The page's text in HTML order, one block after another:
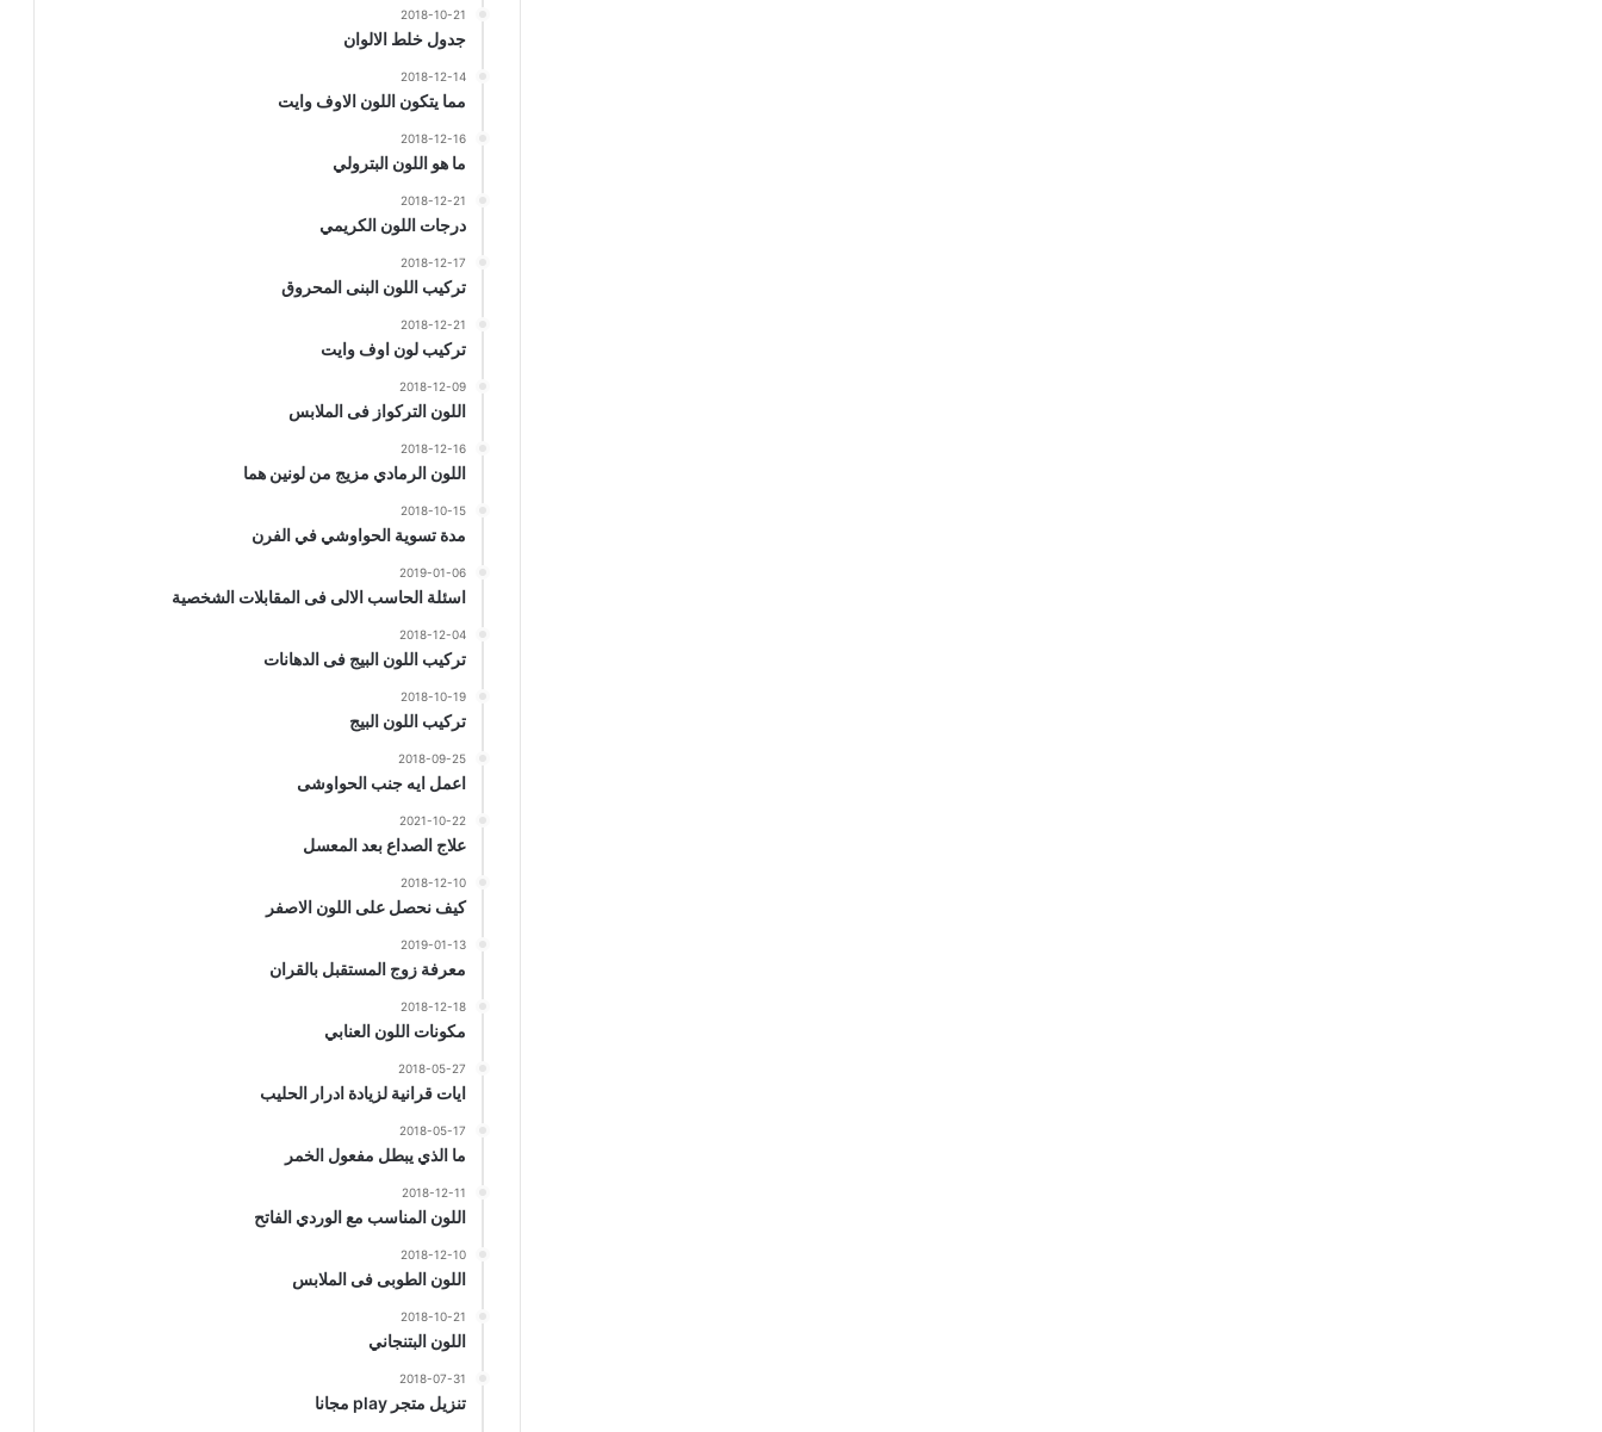
2018-10-21
جدول خلط الالوان
2018-12-14
مما يتكون اللون الاوف وايت
2018-12-16
ما هو اللون البترولي
2018-12-21
درجات اللون الكريمي
2018-12-17
تركيب اللون البنى المحروق
2018-12-21
تركيب لون اوف وايت
2018-12-09
اللون التركواز فى الملابس
2018-12-16
اللون الرمادي مزيج من لونين هما
2018-10-15
مدة تسوية الحواوشي في الفرن
2019-01-06
اسئلة الحاسب الالى فى المقابلات الشخصية
2018-12-04
تركيب اللون البيج فى الدهانات
2018-10-19
تركيب اللون البيج
2018-09-25
اعمل ايه جنب الحواوشى
2021-10-22
علاج الصداع بعد المعسل
2018-12-10
كيف نحصل على اللون الاصفر
2019-01-13
معرفة زوج المستقبل بالقران
2018-12-18
مكونات اللون العنابي
2018-05-27
ايات قرانية لزيادة ادرار الحليب
2018-05-17
ما الذي يبطل مفعول الخمر
2018-12-11
اللون المناسب مع الوردي الفاتح
2018-12-10
اللون الطوبى فى الملابس
2018-10-21
اللون البتنجاني
2018-07-31
تنزيل متجر play مجانا